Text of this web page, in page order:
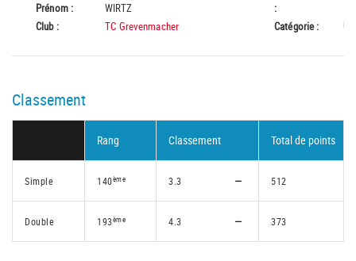
Prénom :
WIRTZ
Club :
TC Grevenmacher
:
Catégorie :
Classement
Rang Classement Total de points
Simple 140ème 3.3 512
Double 193ème 4.3 373